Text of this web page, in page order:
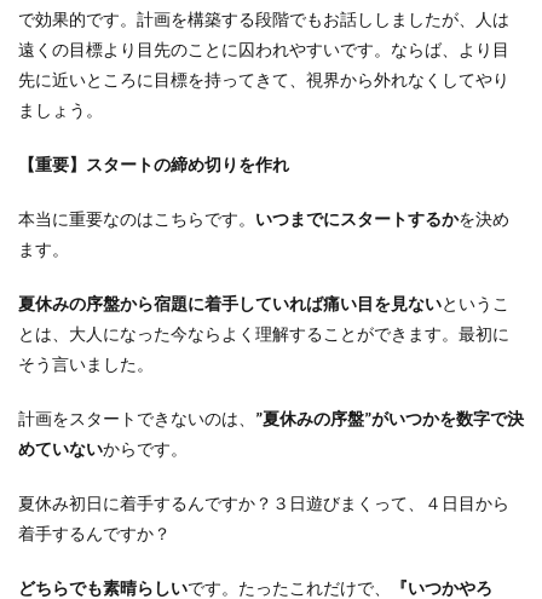
で効果的です。計画を構築する段階でもお話ししましたが、人は
遠くの目標より目先のことに囚われやすいです。ならば、より目
先に近いところに目標を持ってきて、視界から外れなくしてやり
ましょう。
【重要】スタートの締め切りを作れ
本当に重要なのはこちらです。 いつまでにスタートするかを決め
ます。
夏休みの序盤から宿題に着手していれば痛い目を見ないというこ
とは、大人になった今ならよく理解することができます。最初に
そう言いました。
計画をスタートできないのは、 ”夏休みの序盤”がいつかを数字で決
めていないからです。
夏休み初日に着手するんですか？３日遊びまくって、４日目から
着手するんですか？
どちらでも素晴らしいです。たったこれだけで、
『いつかやろ